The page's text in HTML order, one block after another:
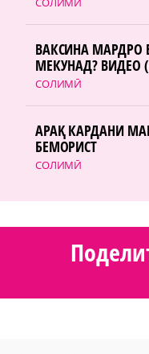
СОЛИМӢ
ВАКСИНА МАРДРО
МЕКУНАД? ВИДЕО
СОЛИМӢ
АРАҚ КАРДАНИ
БЕМОРИСТ